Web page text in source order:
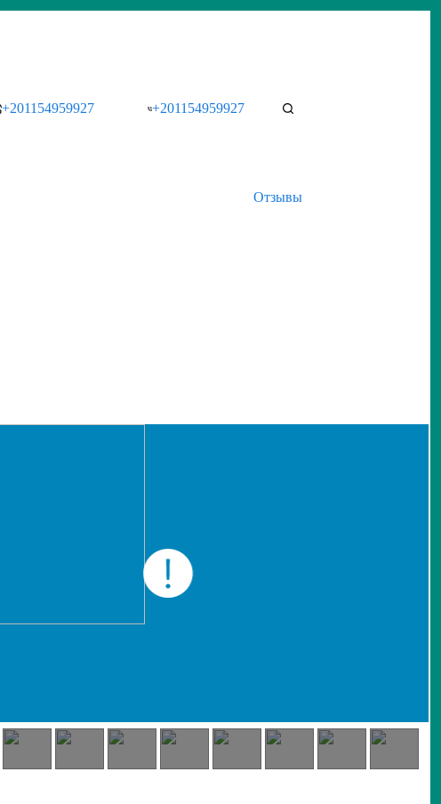
+201154959927 +201154959927
Отзывы